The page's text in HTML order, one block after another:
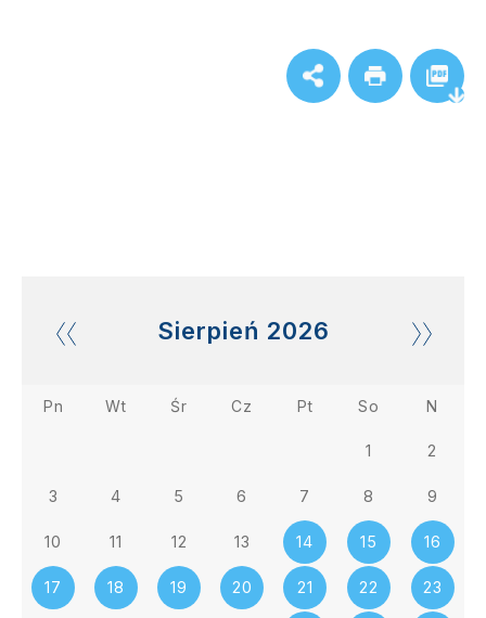
Sierpień 2026
Pn Wt Śr Cz Pt So N
1 2
3 4 5 6 7 8 9
10 11 12 13 14 15 16
17 18 19 20 21 22 23